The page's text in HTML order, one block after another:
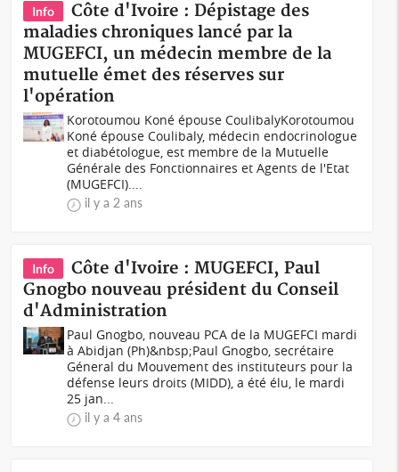
Info
Côte d'Ivoire : Dépistage des
maladies chroniques lancé par la
MUGEFCI, un médecin membre de la
mutuelle émet des réserves sur
l'opération
Korotoumou Koné épouse CoulibalyKorotoumou
Koné épouse Coulibaly, médecin endocrinologue
et diabétologue, est membre de la Mutuelle
Générale des Fonctionnaires et Agents de l'Etat
(MUGEFCI)....
il y a 2 ans
Info
Côte d'Ivoire : MUGEFCI, Paul
Gnogbo nouveau président du Conseil
d'Administration
Paul Gnogbo, nouveau PCA de la MUGEFCI mardi
à Abidjan (Ph)&nbsp;Paul Gnogbo, secrétaire
Géneral du Mouvement des instituteurs pour la
défense leurs droits (MIDD), a été élu, le mardi
25 jan...
il y a 4 ans